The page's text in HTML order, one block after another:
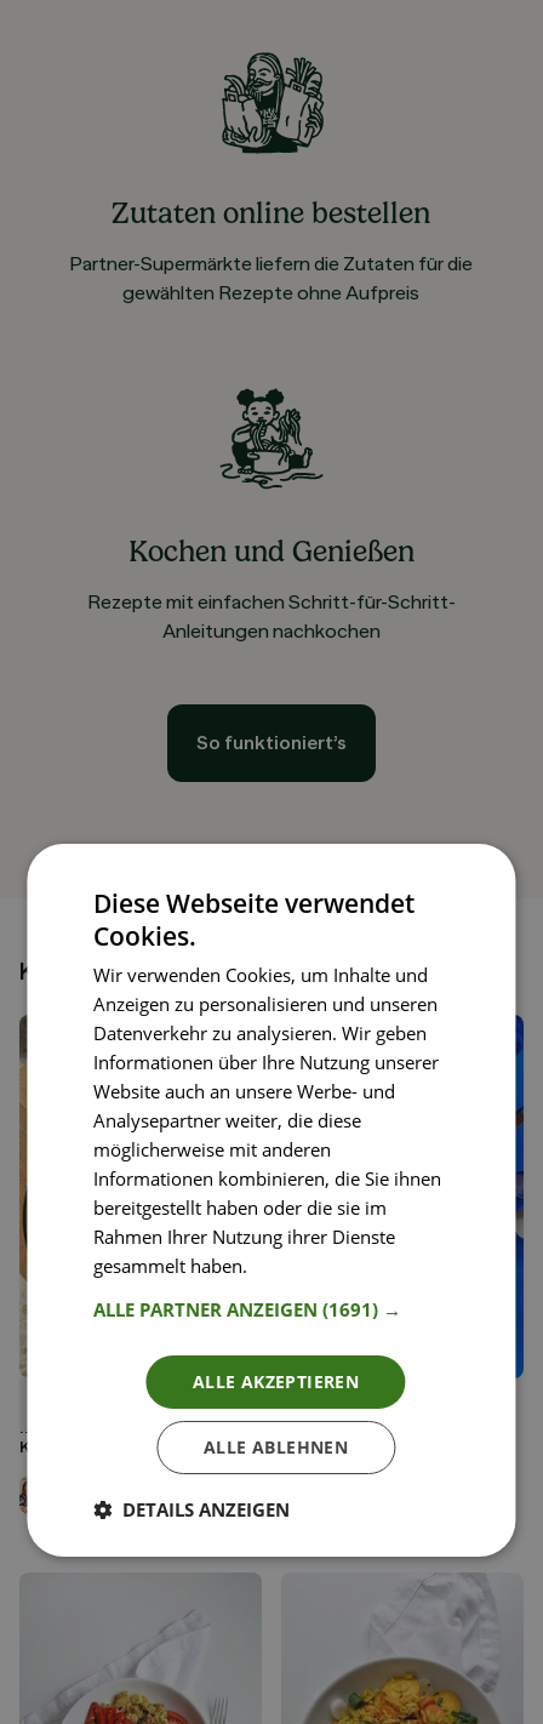
Zutaten online bestellen
Partner-Supermärkte liefern die Zutaten für die
gewählten Rezepte ohne Aufpreis
Kochen und Genießen
Rezepte mit einfachen Schritt-für-Schritt-
Anleitungen nachkochen
So funktioniert’s
Könnte dir auch gefallen
Speichern
Schnelles Aloo Gobi -
Indisches Süßkartoffel-
Karfiol-Curry
Raihmann
Karma Food
15
Liken
Speichern
Korma Tofu Pilz Curry
Simone und Adi
Raihmann
Diese Webseite verwendet
Cookies.
Wir verwenden Cookies, um Inhalte und
Anzeigen zu personalisieren und unseren
Datenverkehr zu analysieren. Wir geben
Informationen über Ihre Nutzung unserer
Website auch an unsere Werbe- und
Analysepartner weiter, die diese
möglicherweise mit anderen
Informationen kombinieren, die Sie ihnen
bereitgestellt haben oder die sie im
Rahmen Ihrer Nutzung ihrer Dienste
gesammelt haben.
ALLE PARTNER ANZEIGEN(1691) →
ALLE AKZEPTIEREN
ALLE ABLEHNEN
DETAILS ANZEIGEN